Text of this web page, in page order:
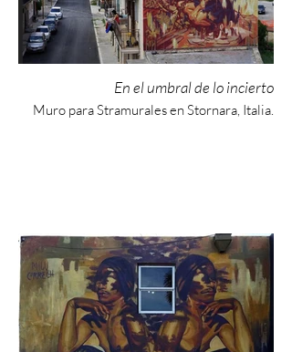
En el umbral de lo incierto
Muro para Stramurales en Stornara, Italia.